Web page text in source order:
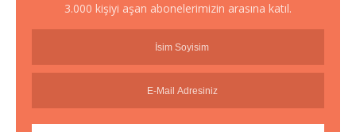
3.000 kişiyi aşan abonelerimizin arasına katıl.